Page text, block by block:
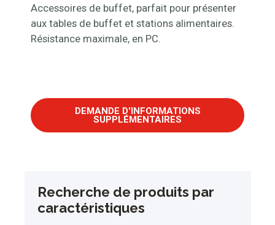
Accessoires de buffet, parfait pour présenter
aux tables de buffet et stations alimentaires.
Résistance maximale, en PC.
DEMANDE D'INFORMATIONS
SUPPLÉMENTAIRES
Recherche de produits par
caractéristiques